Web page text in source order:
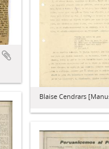
Blaise Cendrars